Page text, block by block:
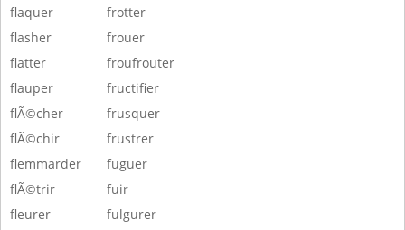
flaquer
flasher
flatter
flauper
flÃ©cher
flÃ©chir
flemmarder
flÃ©trir
fleurer
frotter
frouer
froufrouter
fructifier
frusquer
frustrer
fuguer
fuir
fulgurer